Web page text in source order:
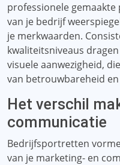
professionele
van je bedrijf
je merkwaarden.
kwaliteitsniveaus
visuele aanwezigheid,
van betrouwbareheid
Het verschil
communicatie
Bedrijfsportretten
van je marketing- en